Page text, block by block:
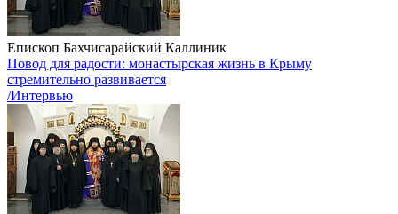
Епископ Бахчисарайский Каллиник
Повод для радости: монастырская жизнь в Крыму
стремительно развивается
/Интервью